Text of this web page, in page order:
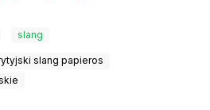
slang
slang papieros